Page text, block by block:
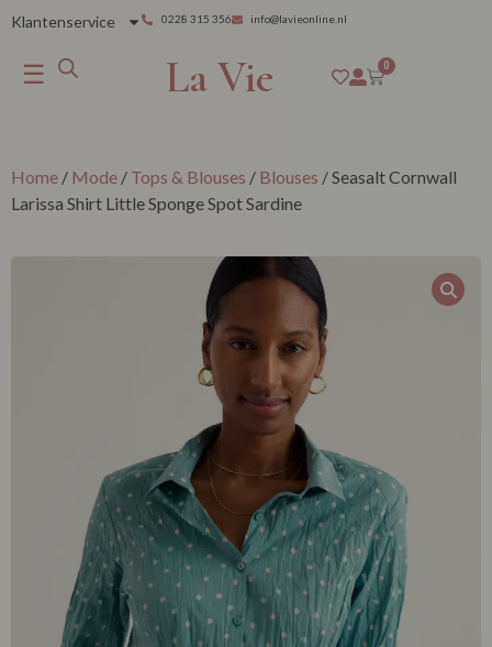
Klantenservice 0228 315 356 info@lavieonline.nl
☰ La Vie 0
Home / Mode / Tops & Blouses / Blouses / Seasalt Cornwall
Larissa Shirt Little Sponge Spot Sardine